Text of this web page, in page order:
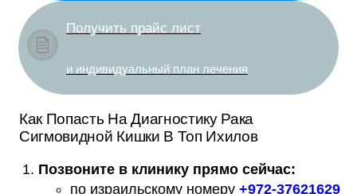
Получить прайс лист
и индивидуальный план лечения
Как Попасть На Диагностику Рака
Сигмовидной Кишки В Топ Ихилов
Позвоните в клинику прямо сейчас:
по израильскому номеру +972-37621629